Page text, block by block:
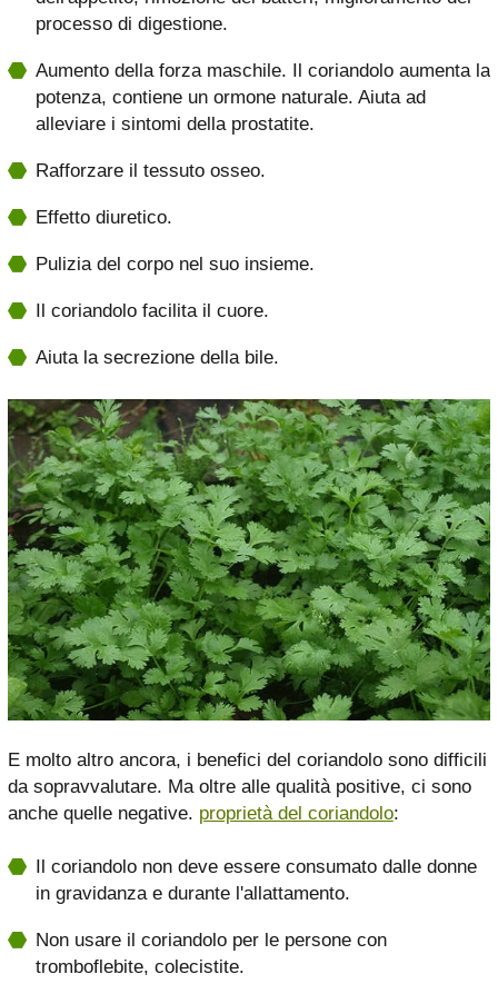
processo di digestione.
Aumento della forza maschile. Il coriandolo aumenta la
potenza, contiene un ormone naturale. Aiuta ad
alleviare i sintomi della prostatite.
Rafforzare il tessuto osseo.
Effetto diuretico.
Pulizia del corpo nel suo insieme.
Il coriandolo facilita il cuore.
Aiuta la secrezione della bile.
E molto altro ancora, i benefici del coriandolo sono difficili
da sopravvalutare. Ma oltre alle qualità positive, ci sono
anche quelle negative. proprietà del coriandolo:
Il coriandolo non deve essere consumato dalle donne
in gravidanza e durante l'allattamento.
Non usare il coriandolo per le persone con
tromboflebite, colecistite.